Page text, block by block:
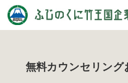
無料カウンセリング